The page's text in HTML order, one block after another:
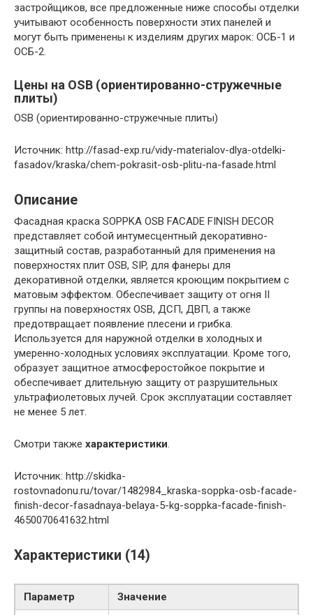
застройщиков, все предложенные ниже способы отделки
учитывают особенность поверхности этих панелей и
могут быть применены к изделиям других марок: ОСБ-1 и
ОСБ-2.
Цены на OSB (ориентированно-стружечные
плиты)
OSB (ориентированно-стружечные плиты)
Источник: http://fasad-exp.ru/vidy-materialov-dlya-otdelki-
fasadov/kraska/chem-pokrasit-osb-plitu-na-fasade.html
Описание
Фасадная краска SOPPKA OSB FACADE FINISH DECOR
представляет собой интумесцентный декоративно-
защитный состав, разработанный для применения на
поверхностях плит OSB, SIP, для фанеры для
декоративной отделки, является кроющим покрытием с
матовым эффектом. Обеспечивает защиту от огня II
группы на поверхностях OSB, ДСП, ДВП, а также
предотвращает появление плесени и грибка.
Используется для наружной отделки в холодных и
умеренно-холодных условиях эксплуатации. Кроме того,
образует защитное атмосферостойкое покрытие и
обеспечивает длительную защиту от разрушительных
ультрафиолетовых лучей. Срок эксплуатации составляет
не менее 5 лет.
Смотри также характеристики.
Источник: http://skidka-
rostovnadonu.ru/tovar/1482984_kraska-soppka-osb-facade-
finish-decor-fasadnaya-belaya-5-kg-soppka-facade-finish-
4650070641632.html
Характеристики (14)
Параметр
Значение